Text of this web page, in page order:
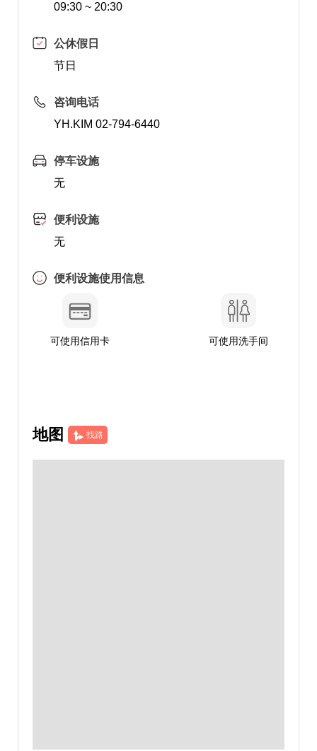
09:30 ~ 20:30
公休假日
节日
咨询电话
YH.KIM 02-794-6440
停车设施
无
便利设施
无
便利设施使用信息
可使用信用卡 可使用洗手间
地图 找路